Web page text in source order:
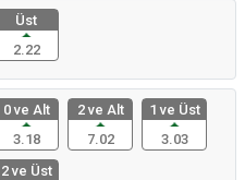
Üst
2.22
0 ve Alt
3.18
2 ve Alt
7.02
1 ve Üst
3.03
2 ve Üst